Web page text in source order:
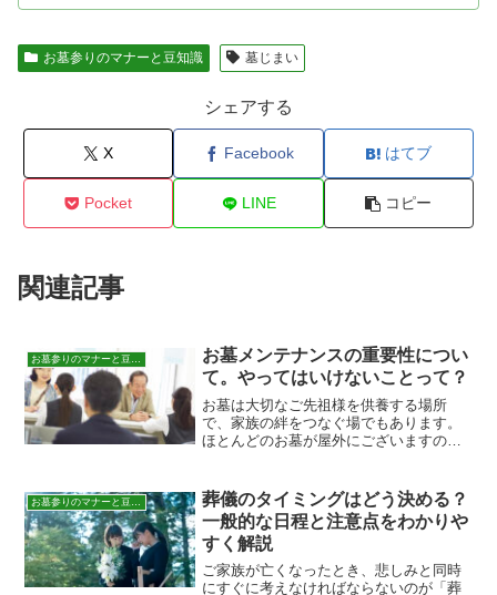
お墓参りのマナーと豆知識 墓じまい
シェアする
X Facebook はてブ
Pocket LINE コピー
関連記事
お墓メンテナンスの重要性につい
て。やってはいけないことって？
お墓は大切なご先祖様を供養する場所
で、家族の絆をつなぐ場でもあります。
ほとんどのお墓が屋外にございますの
ます。そのため、定期的なお墓のメンテ
ナンスは重要です。但し、お墓...
葬儀のタイミングはどう決める？
一般的な日程と注意点をわかりや
すく解説
ご家族が亡くなったとき、悲しみと同時
にすぐに考えなければならないのが「葬